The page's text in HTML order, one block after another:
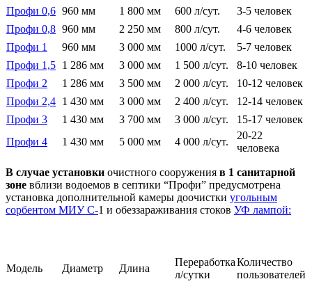
Профи 0,6 960 мм 1 800 мм 600 л/сут.
3-5 человек
Профи 0,8 960 мм 2 250 мм 800 л/сут.
4-6 человек
Профи 1
960 мм 3 000 мм 1000 л/сут.
5-7 человек
Профи 1,5 1 286 мм 3 000 мм 1 500 л/сут.
8-10 человек
Профи 2
1 286 мм 3 500 мм 2 000 л/сут.
10-12 человек
Профи 2,4 1 430 мм 3 000 мм 2 400 л/сут.
12-14 человек
Профи 3
1 430 мм 3 700 мм 3 000 л/сут.
15-17 человек
Профи 4
1 430 мм 5 000 мм 4 000 л/сут.
20-22
человека
В случае установки очистного сооружения в 1 санитарной
зоне вблизи водоемов в септики “Профи” предусмотрена
установка дополнительной камеры доочистки угольным
сорбентом МИУ С-1 и обеззараживания стоков УФ лампой:
Модель Диаметр Длина
Переработка
л/сутки
Количество
пользователей